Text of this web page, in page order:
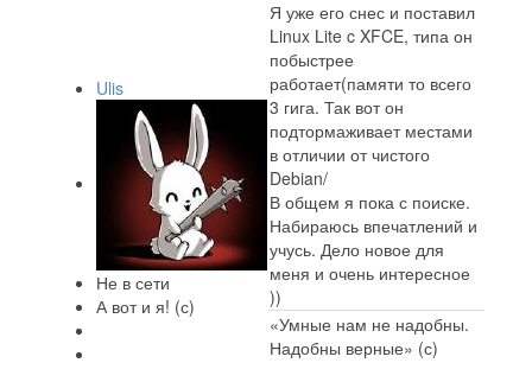
Ulis
Не в сети
А вот и я! (с)
Я уже его снес и поставил
Linux Lite c XFCE, типа он
побыстрее
работает(памяти то всего
3 гига. Так вот он
подтормаживает местами
в отличии от чистого
Debian/
В общем я пока с поиске.
Набираюсь впечатлений и
учусь. Дело новое для
меня и очень интересное
))
«Умные нам не надобны.
Надобны верные» (с)